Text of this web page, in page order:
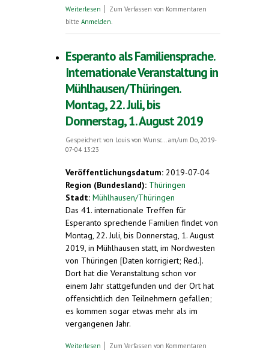
Weiterlesen über Mehr und mehr Esperanto-
Familien in Mühlhausen/Thüringen
Zum Verfassen von Kommentaren
bitte Anmelden.
Esperanto als Familiensprache.
Internationale Veranstaltung in
Mühlhausen/Thüringen.
Montag, 22. Juli, bis
Donnerstag, 1. August 2019
Gespeichert von Louis von Wunsc...am/um Do, 2019-
07-04 13:23
Veröffentlichungsdatum: 2019-07-04
Region (Bundesland): Thüringen
Stadt: Mühlhausen/Thüringen
Das 41. internationale Treffen für
Esperanto sprechende Familien findet von
Montag, 22. Juli, bis Donnerstag, 1. August
2019, in Mühlhausen statt, im Nordwesten
von Thüringen [Daten korrigiert; Red.].
Dort hat die Veranstaltung schon vor
einem Jahr stattgefunden und der Ort hat
offensichtlich den Teilnehmern gefallen;
es kommen sogar etwas mehr als im
vergangenen Jahr.
Weiterlesen über Esperanto als Familiensprache.
Zum Verfassen von Kommentaren